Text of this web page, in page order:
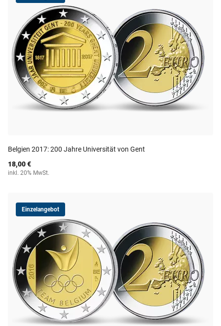
Belgien 2017: 200 Jahre Universität von Gent
18,00 €
inkl. 20% MwSt.
Einzelangebot